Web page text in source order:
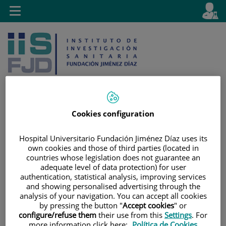
Saltar al contenido
contenido
activo
es
Toggle
navigation
Cookies configuration
Hospital Universitario Fundación Jiménez Díaz uses its
own cookies and those of third parties (located in
countries whose legislation does not guarantee an
adequate level of data protection) for user
authentication, statistical analysis, improving services
and showing personalised advertising through the
analysis of your navigation. You can accept all cookies
by pressing the button "Accept cookies" or
configure/refuse them their use from this Settings. For